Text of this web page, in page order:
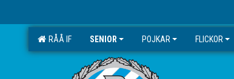
RÅÅ IF SENIOR POJKAR FLICKOR